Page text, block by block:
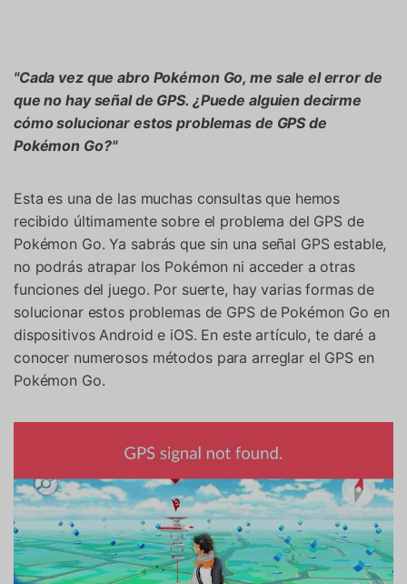
Protección del Móvil
Encuentra Más Soluciones
"Cada vez que abro Pokémon Go, me sale el error de
que no hay señal de GPS. ¿Puede alguien decirme
cómo solucionar estos problemas de GPS de
Pokémon Go?"
Esta es una de las muchas consultas que hemos
recibido últimamente sobre el problema del GPS de
Pokémon Go. Ya sabrás que sin una señal GPS estable,
no podrás atrapar los Pokémon ni acceder a otras
funciones del juego. Por suerte, hay varias formas de
solucionar estos problemas de GPS de Pokémon Go en
dispositivos Android e iOS. En este artículo, te daré a
conocer numerosos métodos para arreglar el GPS en
Pokémon Go.